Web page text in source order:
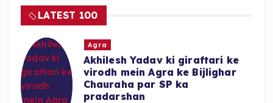
LATEST 100
Agra
Akhilesh Yadav ki giraftari ke
virodh mein Agra ke Bijlighar
Chauraha par SP ka
pradarshan